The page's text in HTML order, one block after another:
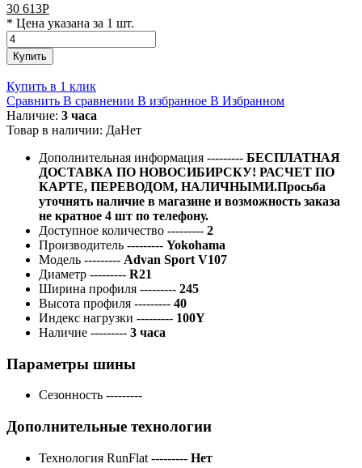
30 613Р
* Цена указана за 1 шт.
Купить
Купить в 1 клик
Сравнить В сравнении В избранное В Избранном
Наличие: 3 часа
Товар в наличии: ДаНет
Дополнительная информация --------- БЕСПЛАТНАЯ
ДОСТАВКА ПО НОВОСИБИРСКУ! РАСЧЕТ ПО
КАРТЕ, ПЕРЕВОДОМ, НАЛИЧНЫМИ.Просьба
уточнять наличие в магазине и возможность заказа
не кратное 4 шт по телефону.
Доступное количество --------- 2
Производитель --------- Yokohama
Модель --------- Advan Sport V107
Диаметр --------- R21
Ширина профиля --------- 245
Высота профиля --------- 40
Индекс нагрузки --------- 100Y
Наличие --------- 3 часа
Параметры шины
Сезонность ---------
Дополнительные технологии
Технология RunFlat --------- Нет